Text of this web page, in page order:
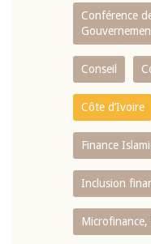
Conférence
Conseil
Côte d’Ivoire
Finance
Inclusion
Microfinance,